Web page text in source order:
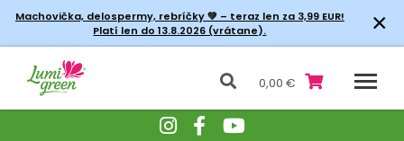
Machovička, delospermy, rebríčky💚 – teraz len za 3,99 EUR!
Platí len do 13.8.2026 (vrátane).
×
0,00 €